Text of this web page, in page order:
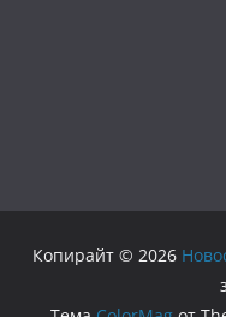
Копирайт © 2026